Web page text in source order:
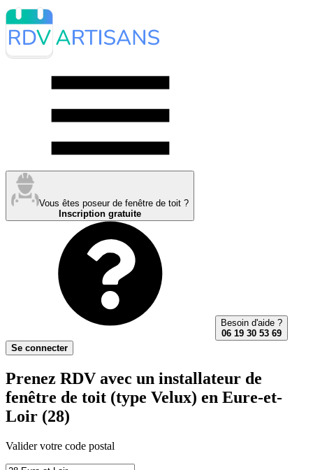
Vous êtes poseur de fenêtre de toit ?
Inscription gratuite
Besoin d'aide ?
06 19 30 53 69
Se connecter
Prenez RDV avec un installateur de
fenêtre de toit (type Velux) en Eure-et-
Loir (28)
Valider votre code postal